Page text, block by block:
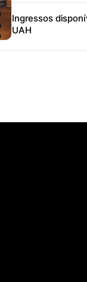
Ingressos
UAH